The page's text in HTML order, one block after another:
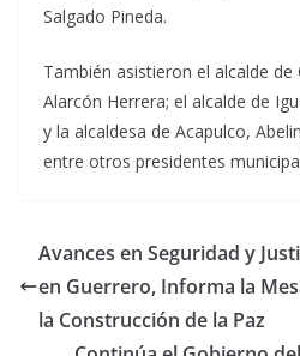
Salgado Pineda.
También asistieron el alcalde de
Alarcón Herrera; el alcalde de
y la alcaldesa de Acapulco,
entre otros presidentes
Avances en Seguridad y
en Guerrero, Informa la
la Construcción de la Paz